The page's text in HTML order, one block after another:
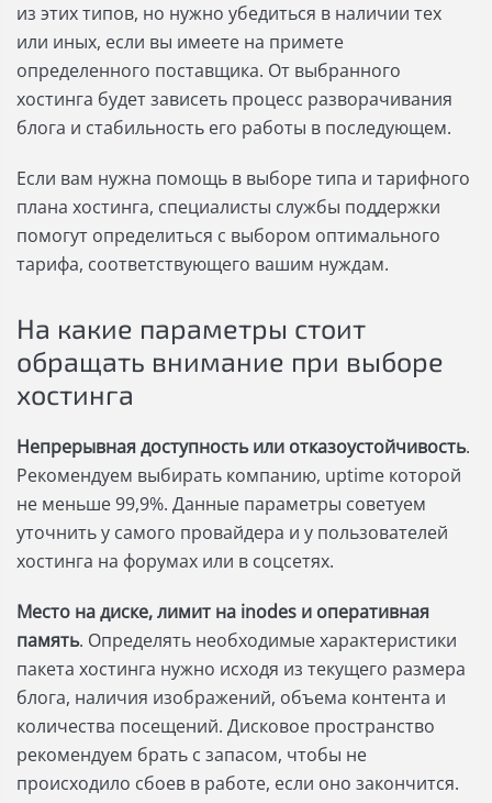
из этих типов, но нужно убедиться в наличии тех
или иных, если вы имеете на примете
определенного поставщика. От выбранного
хостинга будет зависеть процесс разворачивания
блога и стабильность его работы в последующем.
Если вам нужна помощь в выборе типа и тарифного
плана хостинга, специалисты службы поддержки
помогут определиться с выбором оптимального
тарифа, соответствующего вашим нуждам.
На какие параметры стоит
обращать внимание при выборе
хостинга
Непрерывная доступность или отказоустойчивость.
Рекомендуем выбирать компанию, uptime которой
не меньше 99,9%. Данные параметры советуем
уточнить у самого провайдера и у пользователей
хостинга на форумах или в соцсетях.
Место на диске, лимит на inodes и оперативная
память. Определять необходимые характеристики
пакета хостинга нужно исходя из текущего размера
блога, наличия изображений, объема контента и
количества посещений. Дисковое пространство
рекомендуем брать с запасом, чтобы не
происходило сбоев в работе, если оно закончится.